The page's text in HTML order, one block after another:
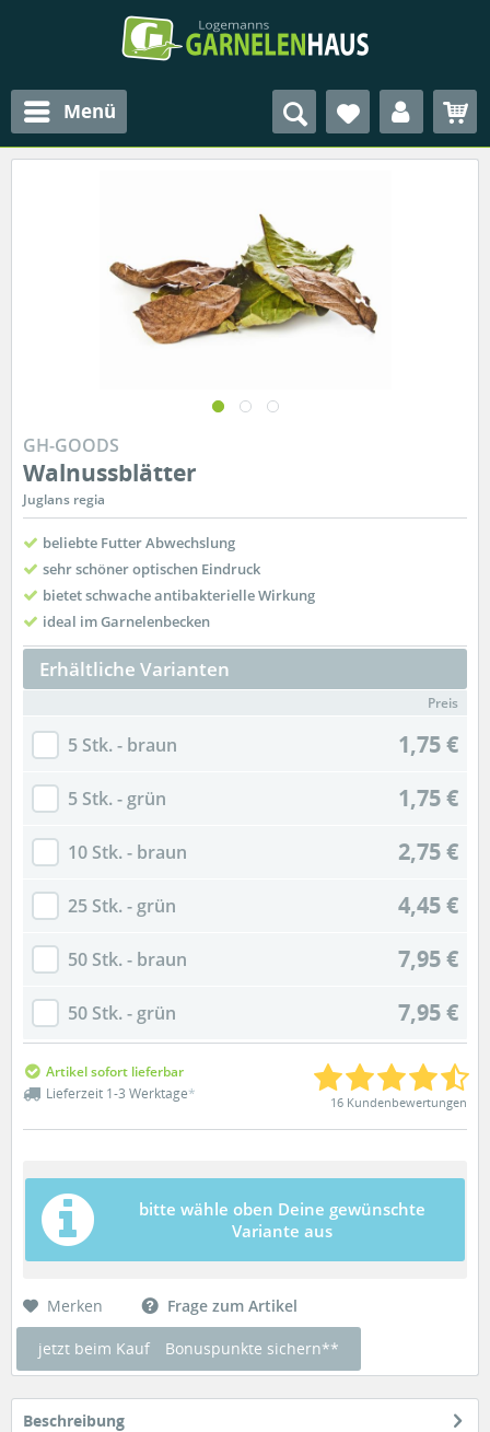
Menü
GH-GOODS
Walnussblätter
Juglans regia
beliebte Futter Abwechslung
sehr schöner optischen Eindruck
bietet schwache antibakterielle Wirkung
ideal im Garnelenbecken
Erhältliche Varianten
Preis
5 Stk. - braun 1,75 €
5 Stk. - grün 1,75 €
10 Stk. - braun 2,75 €
25 Stk. - grün 4,45 €
50 Stk. - braun 7,95 €
50 Stk. - grün 7,95 €
Artikel sofort lieferbar
Lieferzeit 1-3 Werktage* 16 Kundenbewertungen
bitte wähle oben Deine gewünschte
Variante aus
Merken Frage zum Artikel
jetzt beim Kauf Bonuspunkte sichern**
Beschreibung